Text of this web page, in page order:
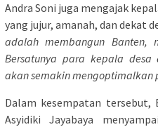
Andra Soni juga mengajak
yang jujur, amanah, dan dekat
adalah membangun Banten,
Bersatunya para kepala desa
akan semakin mengoptimalkan
Dalam kesempatan tersebut,
Asyidiki Jayabaya